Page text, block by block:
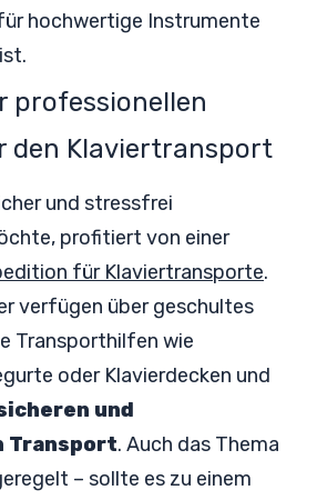
hochwertige Instrumente
professionellen
den Klaviertransport
und stressfrei
profitiert von einer
für Klaviertransporte.
verfügen über geschultes
Transporthilfen wie
oder Klavierdecken und
und
Transport. Auch das Thema
– sollte es zu einem